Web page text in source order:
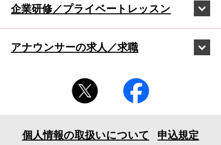
企業研修／プライベートレッスン
アナウンサーの求人／求職
個人情報の取扱いについて
申込規定